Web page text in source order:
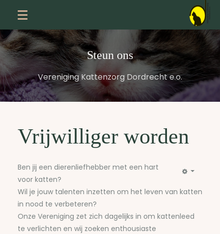
Steun ons
Vereniging Kattenzorg Dordrecht e.o.
Vrijwilliger worden
Ben jij een dierenliefhebber met een hart
voor katten?
Wil je jouw talenten inzetten om het leven van katten
in nood te verbeteren?
Onze Vereniging zet zich dagelijks in om kattenleed
te verlichten en wij zoeken enthousiaste